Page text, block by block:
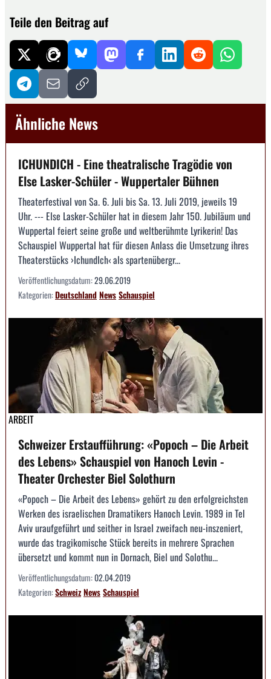
Teile den Beitrag auf
Ähnliche News
ICHUNDICH - Eine theatralische Tragödie von
Else Lasker-Schüler - Wuppertaler Bühnen
Theaterfestival von Sa. 6. Juli bis Sa. 13. Juli 2019, jeweils 19
Uhr. --- Else Lasker-Schüler hat in diesem Jahr 150. Jubiläum und
Wuppertal feiert seine große und weltberühmte Lyrikerin! Das
Schauspiel Wuppertal hat für diesen Anlass die Umsetzung ihres
Theaterstücks ›IchundIch‹ als spartenübergr...
Veröffentlichungsdatum:29.06.2019
Kategorien:DeutschlandNewsSchauspiel
ARBEIT
Schweizer Erstaufführung: «Popoch – Die Arbeit
des Lebens» Schauspiel von Hanoch Levin -
Theater Orchester Biel Solothurn
«Popoch – Die Arbeit des Lebens» gehört zu den erfolgreichsten
Werken des israelischen Dramatikers Hanoch Levin. 1989 in Tel
Aviv uraufgeführt und seither in Israel zweifach neu-inszeniert,
wurde das tragikomische Stück bereits in mehrere Sprachen
übersetzt und kommt nun in Dornach, Biel und Solothu...
Veröffentlichungsdatum:02.04.2019
Kategorien:SchweizNewsSchauspiel